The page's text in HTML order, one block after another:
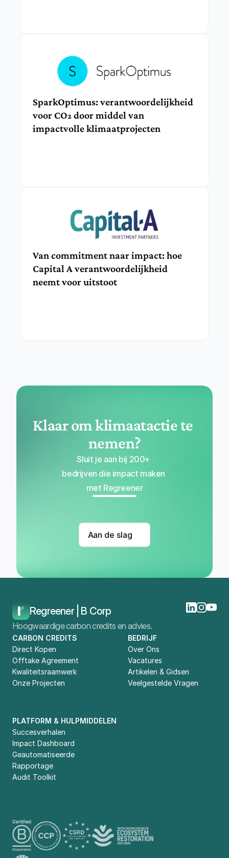
SparkOptimus: verantwoordelijkheid
voor CO₂ door middel van
impactvolle klimaatprojecten
Van commitment naar impact: hoe
Capital A verantwoordelijkheid
neemt voor uitstoot
Klaar om klimaatactie te
nemen?
Sluit je aan bij 200+
bedrijven die impact maken
met Regreener
Aan de slag
Regreener | B Corp
Hoogwaardige carbon credits en advies.
CARBON CREDITS
Direct Kopen
Offtake Agreement
Kwaliteitsraamwerk
Onze Projecten
PLATFORM & HULPMIDDELEN
Succesverhalen
Impact Dashboard
Geautomatiseerde
Rapportage
Audit Toolkit
BEDRIJF
Over Ons
Vacatures
Artikelen & Gidsen
Veelgestelde Vragen